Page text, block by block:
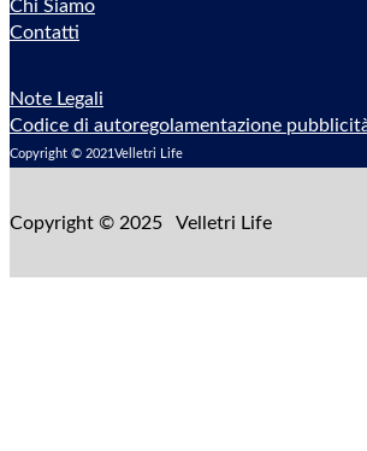
Chi Siamo
Contatti
Note Legali
Codice di autoregolamentazione
Copyright © 2021Velletri Life
Copyright © 2025 Velletri Life